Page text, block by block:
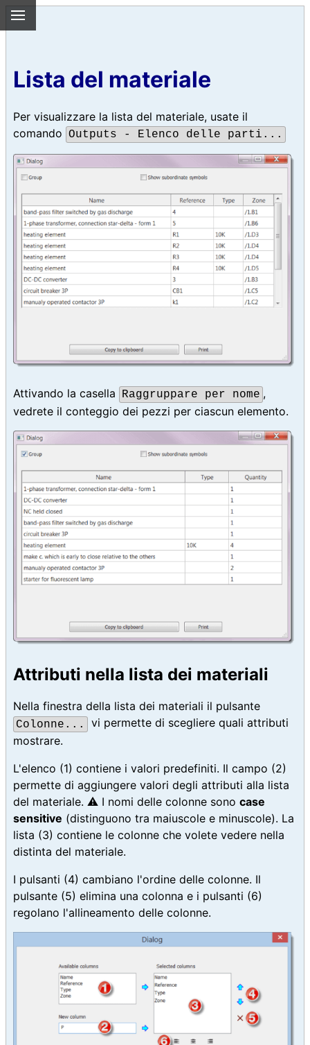
Lista del materiale
Per visualizzare la lista del materiale, usate il
comando Outputs - Elenco delle parti...
Attivando la casella Raggruppare per nome ,
vedrete il conteggio dei pezzi per ciascun elemento.
Attributi nella lista dei materiali
Nella finestra della lista dei materiali il pulsante
Colonne...
vi permette di scegliere quali attributi
mostrare.
L'elenco (1) contiene i valori predefiniti. Il campo (2)
permette di aggiungere valori degli attributi alla lista
del materiale. ⚠️ I nomi delle colonne sono case
sensitive (distinguono tra maiuscole e minuscole). La
lista (3) contiene le colonne che volete vedere nella
distinta del materiale.
I pulsanti (4) cambiano l'ordine delle colonne. Il
pulsante (5) elimina una colonna e i pulsanti (6)
regolano l'allineamento delle colonne.